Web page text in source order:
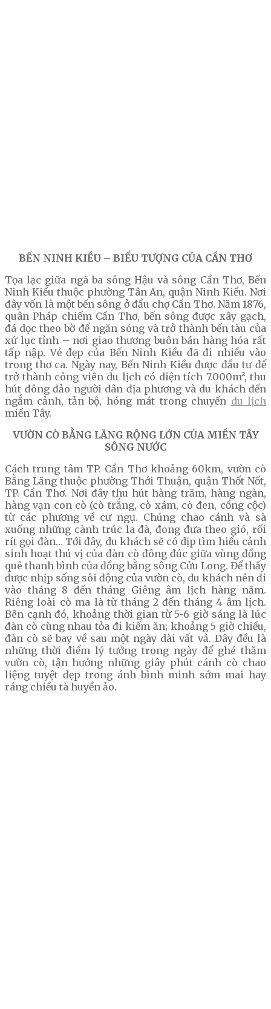
BẾN NINH KIỀU – BIỂU TƯỢNG CỦA CẦN THƠ
Tọa lạc giữa ngã ba sông Hậu và sông Cần Thơ, Bến
Ninh Kiều thuộc phường Tân An, quận Ninh Kiều. Nơi
đây vốn là một bến sông ở đầu chợ Cần Thơ. Năm 1876,
quân Pháp chiếm Cần Thơ, bến sông được xây gạch,
đá dọc theo bờ để ngăn sóng và trở thành bến tàu của
xứ lục tỉnh – nơi giao thương buôn bán hàng hóa rất
tấp nập. Vẻ đẹp của Bến Ninh Kiều đã đi nhiều vào
trong thơ ca. Ngày nay, Bến Ninh Kiều được đầu tư để
trở thành công viên du lịch có diện tích 7.000m², thu
hút đông đảo người dân địa phương và du khách đến
ngắm cảnh, tản bộ, hóng mát trong chuyến du lịch
miền Tây.
VƯỜN CÒ BẰNG LĂNG RỘNG LỚN CỦA MIỀN TÂY
SÔNG NƯỚC
Cách trung tâm TP. Cần Thơ khoảng 60km, vườn cò
Bằng Lăng thuộc phường Thới Thuận, quận Thốt Nốt,
TP. Cần Thơ. Nơi đây thu hút hàng trăm, hàng ngàn,
hàng vạn con cò (cò trắng, cò xám, cò đen, cồng cộc)
từ các phương về cư ngụ. Chúng chao cánh và sà
xuống những cành trúc la đà, đong đưa theo gió, rối
rít gọi đàn… Tới đây, du khách sẽ có dịp tìm hiểu cảnh
sinh hoạt thú vị của đàn cò đông đúc giữa vùng đồng
quê thanh bình của đồng bằng sông Cửu Long. Để thấy
được nhịp sống sôi động của vườn cò, du khách nên đi
vào tháng 8 đến tháng Giêng âm lịch hàng năm.
Riêng loài cò ma là từ tháng 2 đến tháng 4 âm lịch.
Bên cạnh đó, khoảng thời gian từ 5-6 giờ sáng là lúc
đàn cò cùng nhau tỏa đi kiếm ăn; khoảng 5 giờ chiều,
đàn cò sẽ bay về sau một ngày dài vất vả. Đây đều là
những thời điểm lý tưởng trong ngày để ghé thăm
vườn cò, tận hưởng những giây phút cánh cò chao
liệng tuyệt đẹp trong ánh bình minh sớm mai hay
ráng chiều tà huyền ảo.